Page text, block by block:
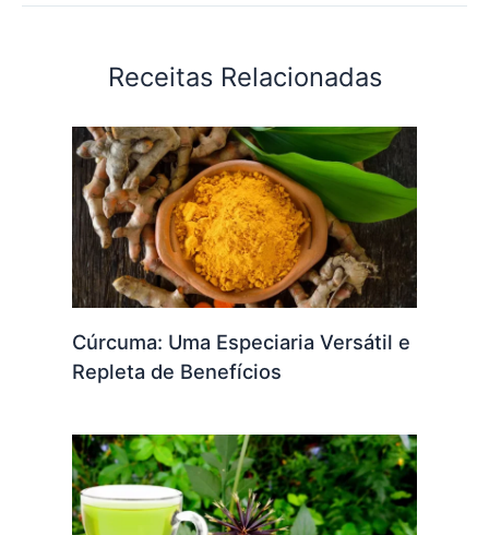
Receitas Relacionadas
Cúrcuma: Uma Especiaria Versátil e
Repleta de Benefícios